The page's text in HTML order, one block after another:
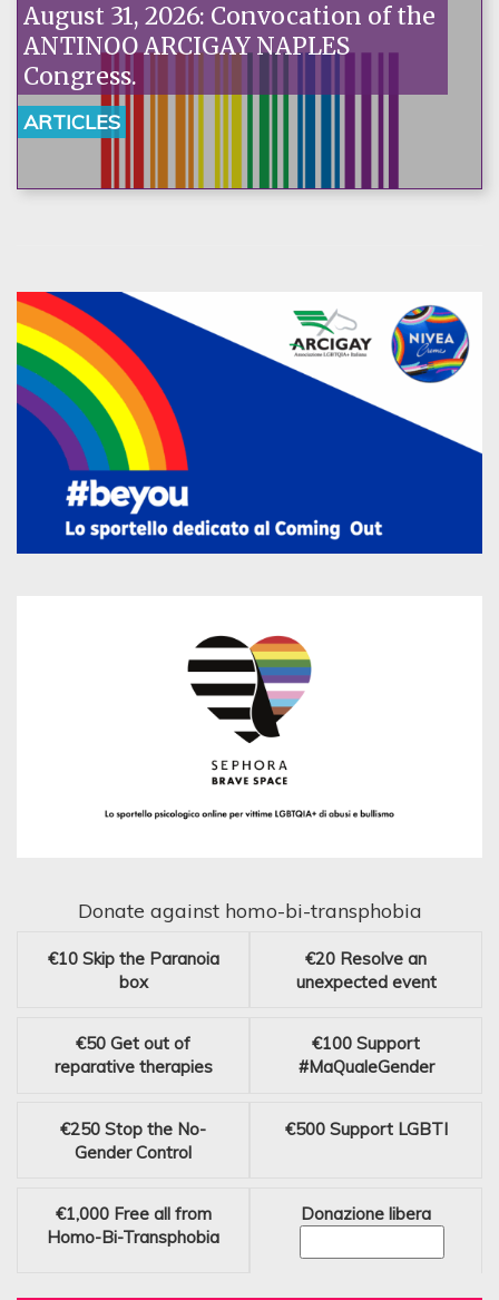
August 31, 2026: Convocation of the
ANTINOO ARCIGAY NAPLES
Congress.
ARTICLES
Donate against homo-bi-transphobia
€10 Skip the Paranoia
box
€20 Resolve an
unexpected event
€50 Get out of
reparative therapies
€100 Support
#MaQualeGender
€250 Stop the No-
Gender Control
€500 Support LGBTI
€1,000 Free all from
Homo-Bi-Transphobia
Donazione libera